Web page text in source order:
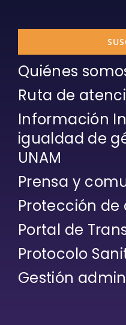
Quiénes
Ruta de
Información
igualdad de
UNAM
Prensa y
Protección de
Portal de
Protocolo
Gestión